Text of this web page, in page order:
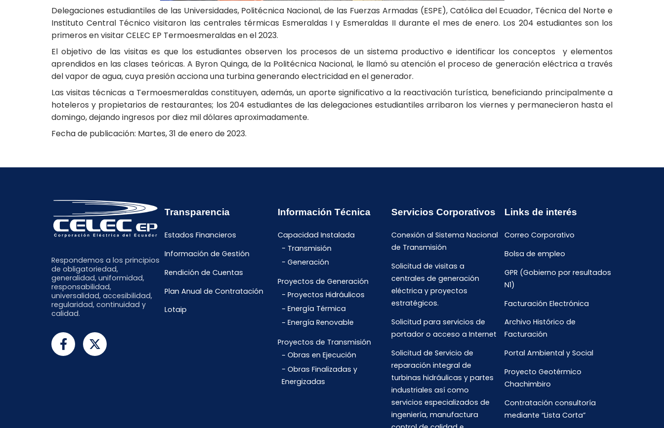
Delegaciones estudiantiles de las Universidades, Politécnica Nacional, de las Fuerzas Armadas (ESPE), Católica del Ecuador, Técnica del Norte e
Instituto Central Técnico visitaron las centrales térmicas Esmeraldas I y Esmeraldas II durante el mes de enero. Los 204 estudiantes son los
primeros en visitar CELEC EP Termoesmeraldas en el 2023.
El objetivo de las visitas es que los estudiantes observen los procesos de un sistema productivo e identificar los conceptos y elementos
aprendidos en las clases teóricas. A Byron Quinga, de la Politécnica Nacional, le llamó su atención el proceso de generación eléctrica a través
del vapor de agua, cuya presión acciona una turbina generando electricidad en el generador.
Las visitas técnicas a Termoesmeraldas constituyen, además, un aporte significativo a la reactivación turística, beneficiando principalmente a
hoteleros y propietarios de restaurantes; los 204 estudiantes de las delegaciones estudiantiles arribaron los viernes y permanecieron hasta el
domingo, dejando ingresos por diez mil dólares aproximadamente.
Fecha de publicación: Martes, 31 de enero de 2023.
Respondemos a los principios
de obligatoriedad,
generalidad, uniformidad,
responsabilidad,
universalidad, accesibilidad,
regularidad, continuidad y
calidad.
Transparencia
Estados Financieros
Información de Gestión
Rendición de Cuentas
Plan Anual de Contratación
Lotaip
Información Técnica
Capacidad Instalada
Transmisión
Generación
Proyectos de Generación
Proyectos Hidráulicos
Energía Térmica
Energía Renovable
Proyectos de Transmisión
Obras en Ejecución
Obras Finalizadas y
Energizadas
Servicios Corporativos
Conexión al Sistema Nacional
de Transmisión
Solicitud de visitas a
centrales de generación
eléctrica y proyectos
estratégicos.
Solicitud para servicios de
portador o acceso a Internet
Solicitud de Servicio de
reparación integral de
turbinas hidráulicas y partes
industriales así como
servicios especializados de
ingeniería, manufactura
Links de interés
Correo Corporativo
Bolsa de empleo
GPR (Gobierno por resultados
N1)
Facturación Electrónica
Archivo Histórico de
Facturación
Portal Ambiental y Social
Proyecto Geotérmico
Chachimbiro
Contratación consultoría
mediante “Lista Corta”